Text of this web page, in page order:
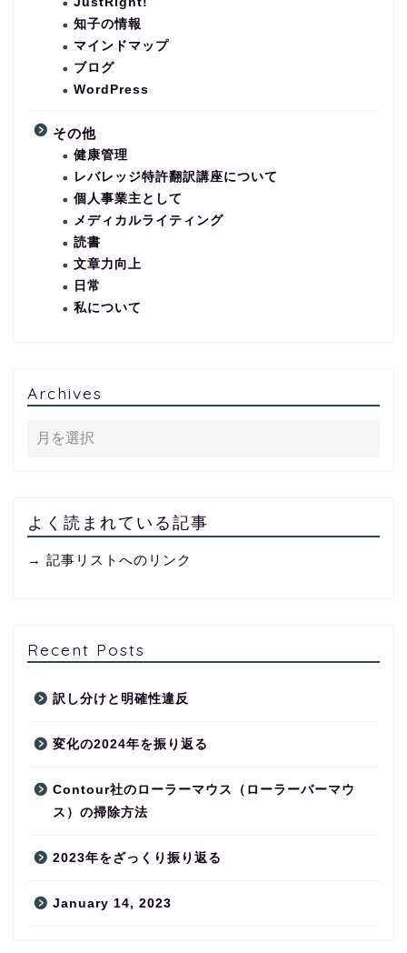
知子の情報
マインドマップ
ブログ
WordPress
その他
健康管理
レバレッジ特許翻訳講座について
個人事業主として
メディカルライティング
読書
文章力向上
日常
私について
Archives
よく読まれている記事
→ 記事リストへのリンク
Recent Posts
訳し分けと明確性違反
変化の2024年を振り返る
Contour社のローラーマウス（ローラーバーマウ
ス）の掃除方法
2023年をざっくり振り返る
January 14, 2023